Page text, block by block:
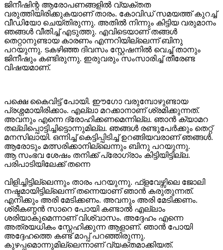
ജിനീഷിന്റ ആരോപണങ്ങളില്‍ വ്യക്തത
വരുത്തിയിരിക്കുകയാണ് താരം. കോവിഡ് സമയത്ത് കുറച്ച്
വീഡിയോ ചെയ്തിരുന്നു. അതില്‍ നിന്നും കിട്ടിയ വരുമാനം
ഞങ്ങള്‍ വീതിച്ച് എടുത്തു. എവിടെയാണ് തങ്ങള്‍
തെറ്റാനുണ്ടായ കാരണം എന്നറിയില്ലെന്ന് ബിനു
പറയുന്നു. ടകഴിഞ്ഞ ദിവസം സ്റ്റേഷനില്‍ വെച്ച് താനും
ജിനീഷും കണ്ടിരുന്നു. ഇരുവരും സംസാരിച്ച് തീരേണ്ട
വിഷയമാണ്.
പക്ഷെ കൈവിട്ട് പോയി. ഈഗോ വരുമ്പോഴുണ്ടായ
പ്രശ്നമായിരിക്കാം. എല്ലാ മറക്കാനാണ് ശ്രമിക്കുന്നത്.
അവനും എന്നെ ദ്രോഹിക്കണമെന്നില്ല. ഞാന്‍ ക്യാമറ
തല്ലിപ്പൊട്ടിച്ചിട്ടൊന്നുമില്ല. ഞങ്ങള്‍ രണ്ടുപേര്‍ക്കും തെറ്റ്
മനസിലായി. ഒന്നിച്ച് കെട്ടിപ്പിടിച്ച് ഉറങ്ങിയവരാണ് ഞങ്ങള്‍.
ആരോടും മത്സരിക്കാനില്ലെന്നും ബിനു പറയുന്നു.
ആ സംഭവ ശേഷം തനിക്ക് പ്രോഗ്രാം കിട്ടിയിട്ടില്ല.
പരിപാടിയിലേക്ക് തന്നെ
വിളിച്ചിട്ടില്ലെന്നും താരം പറയുന്നു. ഫ്ളവേഴ്സിലെ ജോലി
നഷ്ടമായിട്ടില്ലെന്ന് തന്നെയാണ് ഞാന്‍ കരുതുന്നത്.
എനിക്കും അരി മേടിക്കണം. അവനും അരി മേടിക്കണം.
ശ്രീകണ്ഠന്‍ സാറെ പോയി കണ്ടാല്‍ എല്ലാം
ശരിയാകുമെന്നാണ് വിശ്വാസം. അദ്ദേഹം എന്നെ
അത്രയധികം സ്നേഹിക്കുന്ന ആളാണ്. ഞാന്‍ പോയി
അദ്ദേഹത്തെ കണ്ട് മാപ്പ് പറഞ്ഞിരുന്നു.
കുഴപ്പമൊന്നുമില്ലെന്നാണ് വ്യക്തമാക്കിയത്.